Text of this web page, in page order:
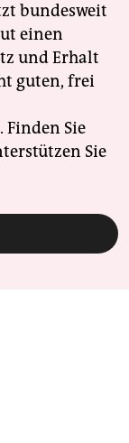
bundesweit
einen
und Erhalt
guten, frei
Finden Sie
Sie